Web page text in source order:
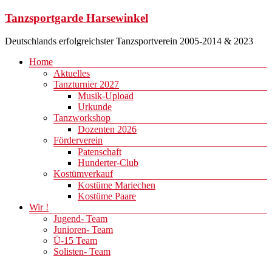
Zum
springen
Tanzsportgarde Harsewinkel
Deutschlands erfolgreichster Tanzsportverein 2005-2014 & 2023
Menü
Home
Aktuelles
Tanzturnier 2027
Musik-Upload
Urkunde
Tanzworkshop
Dozenten 2026
Förderverein
Patenschaft
Hunderter-Club
Kostümverkauf
Kostüme Mariechen
Kostüme Paare
Wir !
Jugend- Team
Junioren- Team
Ü-15 Team
Solisten- Team